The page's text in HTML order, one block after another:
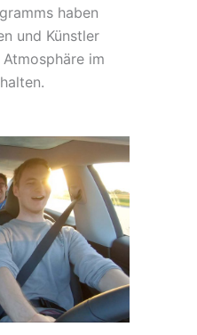
haben
und Künstler
im